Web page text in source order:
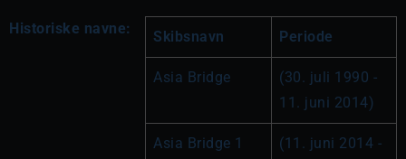
Historiske navne: Skibsnavn Periode
Asia Bridge
(30. juli 1990 -
11. juni 2014)
Asia Bridge 1
(11. juni 2014 -